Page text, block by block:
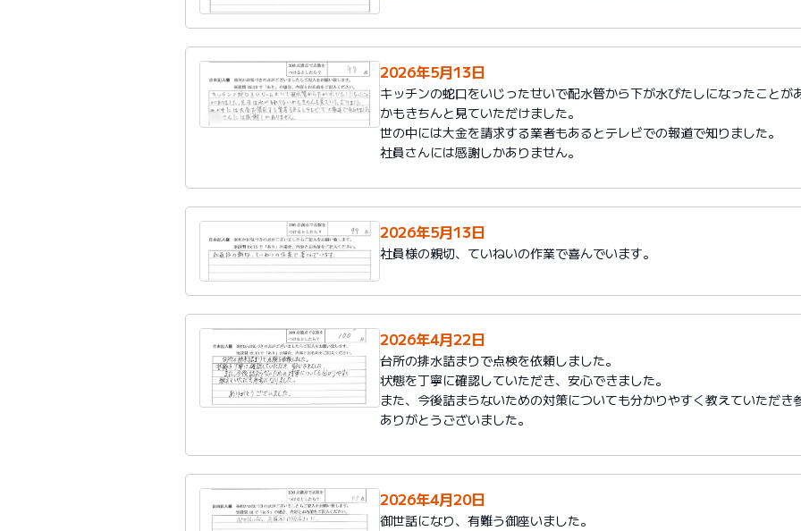
2026年5月13日
キッチンの蛇口をいじったせいで配水管から下が水びたしになったことが
かもきちんと見ていただけました。
世の中には大金を請求する業者もあるとテレビでの報道で知りました。
社員さんには感謝しかありません。
2026年5月13日
社員様の親切、ていねいの作業で喜んでいます。
2026年4月22日
台所の排水詰まりで点検を依頼しました。
状態を丁寧に確認していただき、安心できました。
また、今後詰まらないための対策についても分かりやすく教えていただき
ありがとうございました。
2026年4月20日
御世話になり、有難う御座いました。